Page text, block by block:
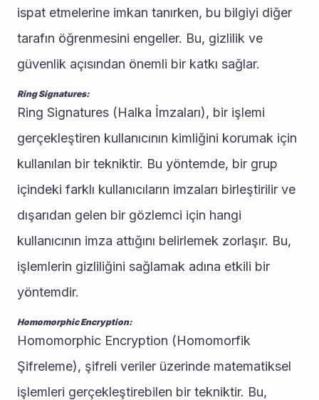
ispat etmelerine imkan tanırken, bu bilgiyi diğer
tarafın öğrenmesini engeller. Bu, gizlilik ve
güvenlik açısından önemli bir katkı sağlar.
Ring Signatures:
Ring Signatures (Halka İmzaları), bir işlemi
gerçekleştiren kullanıcının kimliğini korumak için
kullanılan bir tekniktir. Bu yöntemde, bir grup
içindeki farklı kullanıcıların imzaları birleştirilir ve
dışarıdan gelen bir gözlemci için hangi
kullanıcının imza attığını belirlemek zorlaşır. Bu,
işlemlerin gizliliğini sağlamak adına etkili bir
yöntemdir.
Homomorphic Encryption:
Homomorphic Encryption (Homomorfik
Şifreleme), şifreli veriler üzerinde matematiksel
işlemleri gerçekleştirebilen bir tekniktir. Bu,